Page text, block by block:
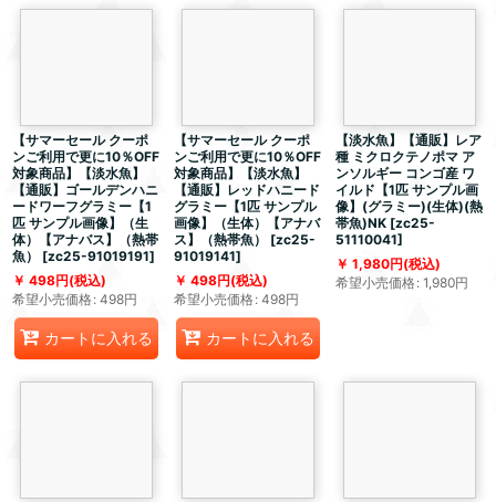
【サマーセール クーポ
ンご利用で更に10％OFF
対象商品】【淡水魚】
【通販】ゴールデンハニ
ードワーフグラミー【1
匹 サンプル画像】（生
体）【アナバス】（熱帯
魚）
[zc25-91019191]
498円(税込)
希望小売価格: 498円
カートに入れる
【サマーセール クーポ
ンご利用で更に10％OFF
対象商品】【淡水魚】
【通販】レッドハニード
グラミー【1匹 サンプル
画像】（生体）【アナバ
ス】（熱帯魚）
[zc25-
91019141]
498円(税込)
希望小売価格: 498円
カートに入れる
【淡水魚】【通販】レア
種 ミクロクテノポマ ア
ンソルギー コンゴ産 ワ
イルド【1匹 サンプル画
像】(グラミー)(生体)(熱
帯魚)NK [zc25-
51110041]
1,980円(税込)
希望小売価格: 1,980円